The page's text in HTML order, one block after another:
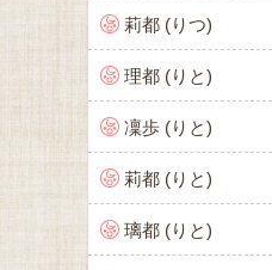
莉都 (りつ)
理都 (りと)
凜歩 (りと)
莉都 (りと)
璃都 (りと)